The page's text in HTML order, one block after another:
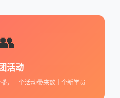
活动
，一个活动带来数十个新学员